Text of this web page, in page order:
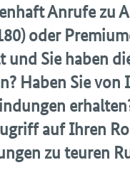
Anrufe zu
oder
und Sie haben
Haben Sie
auf Ihren
zu teuren